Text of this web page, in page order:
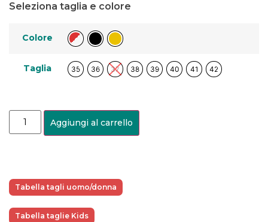
Seleziona taglia e colore
Colore
Taglia 35 36 37 38 39 40 41 42
Aggiungi al carrello
Tabella tagli uomo/donna
Tabella taglie Kids